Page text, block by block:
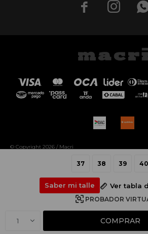
37 38 39 40
Saber mi talle Ver tabla
PROBADOR
1 COMPRAR
 
© Copyright 2026 / Macri